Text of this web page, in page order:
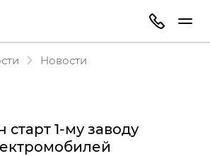
Новости
старт 1-му заводу